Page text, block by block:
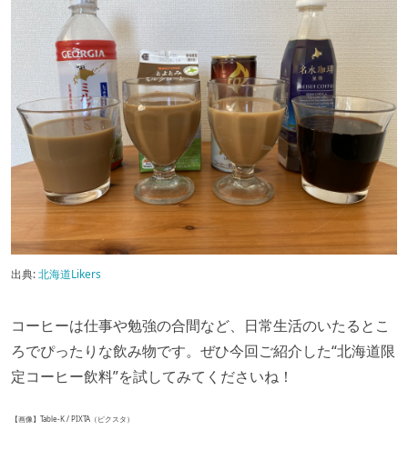
出典:北海道Likers
コーヒーは仕事や勉強の合間など、日常生活のいたるとこ
ろでぴったりな飲み物です。ぜひ今回ご紹介した“北海道限
定コーヒー飲料”を試してみてくださいね！
【画像】Table-K / PIXTA（ピクスタ）